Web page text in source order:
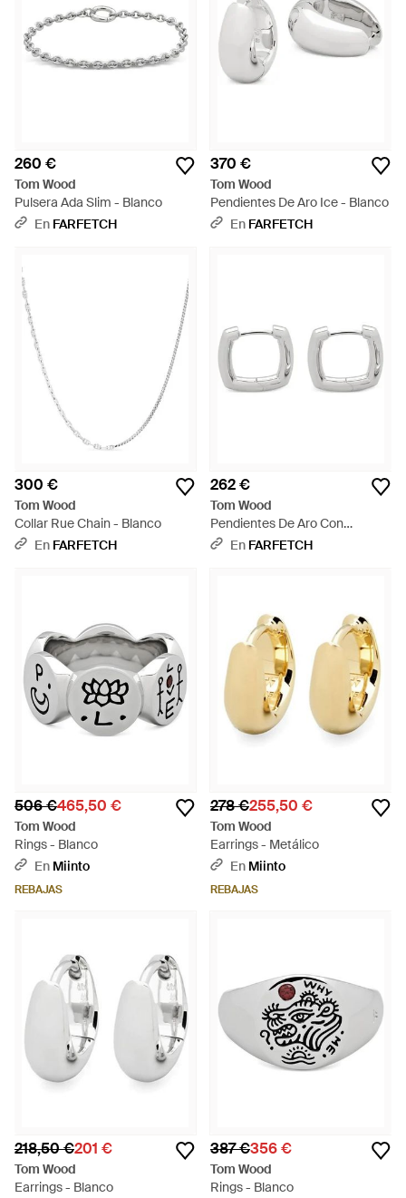
260 €
Tom Wood
Pulsera Ada Slim - Blanco
En FARFETCH
370 €
Tom Wood
Pendientes De Aro Ice - Blanco
En FARFETCH
300 €
Tom Wood
Collar Rue Chain - Blanco
En FARFETCH
262 €
Tom Wood
Pendientes De Aro Con
Estructura Cuadrada - Blanco
En FARFETCH
506 €465,50 €
Tom Wood
Rings - Blanco
En Miinto
REBAJAS
278 €255,50 €
Tom Wood
Earrings - Metálico
En Miinto
REBAJAS
218,50 €201 €
Tom Wood
Earrings - Blanco
387 €356 €
Tom Wood
Rings - Blanco